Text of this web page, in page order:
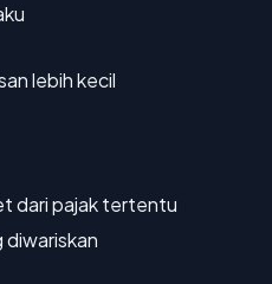
lebih kecil
dari pajak tertentu
diwariskan